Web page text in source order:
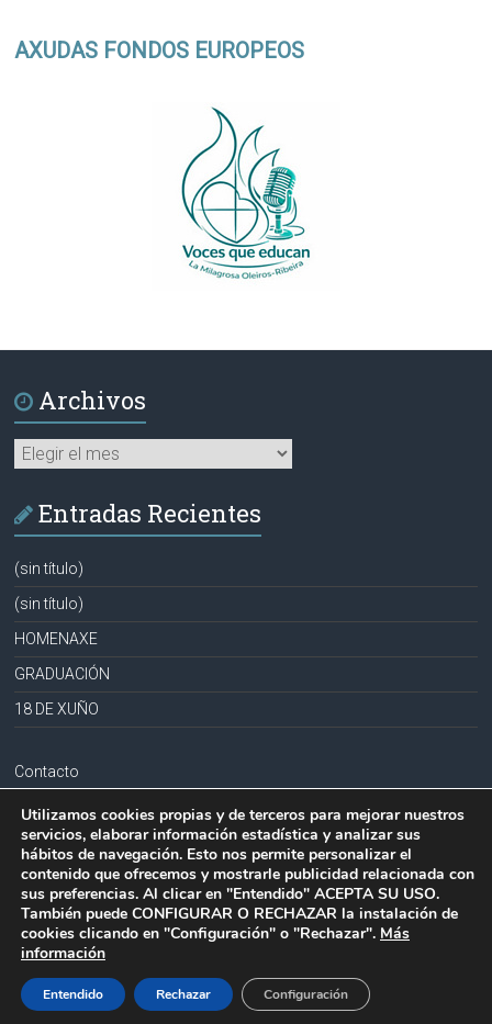
AXUDAS FONDOS EUROPEOS
Archivos
Archivos
Entradas Recientes
(sin título)
(sin título)
HOMENAXE
GRADUACIÓN
18 DE XUÑO
Contacto
Aviso legal
Política de privacidad
Política de cookies
Copyright © 2026
Todos los derechos reservados.
Tema:
Acceleratepor ThemeGrill. Funciona conWordPress
Utilizamos cookies propias y de terceros para mejorar nuestros
servicios, elaborar información estadística y analizar sus
hábitos de navegación. Esto nos permite personalizar el
contenido que ofrecemos y mostrarle publicidad relacionada con
sus preferencias. Al clicar en "Entendido" ACEPTA SU USO.
También puede CONFIGURAR O RECHAZAR la instalación de
cookies clicando en "Configuración" o "Rechazar". Más
información
Entendido Rechazar Configuración